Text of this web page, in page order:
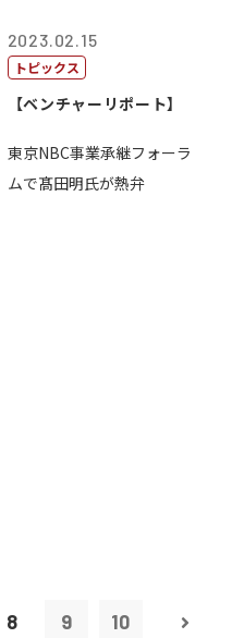
2023.02.15
トピックス
【ベンチャーリポート】
東京NBC事業承継フォーラ
ムで髙田明氏が熱弁
8 9 10